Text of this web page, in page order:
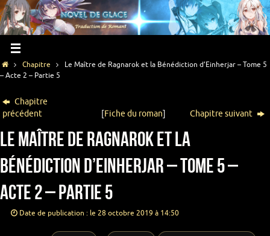
Chapitre
Le Maître de Ragnarok et la Bénédiction d’Einherjar – Tome 5
– Acte 2 – Partie 5
Chapitre
précédent
[Fiche du roman] Chapitre suivant
Le Maître de Ragnarok et la
Bénédiction d’Einherjar – Tome 5 –
Acte 2 – Partie 5
Date de publication : le 28 octobre 2019 à 14:50